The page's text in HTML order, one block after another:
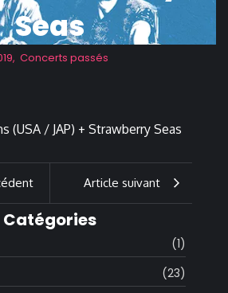
Seas
, Concerts passés
Article suivant
Catégories
(1)
(23)